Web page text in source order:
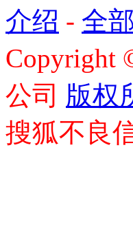
介绍 - 全
Copyright
公司 版权
搜狐不良